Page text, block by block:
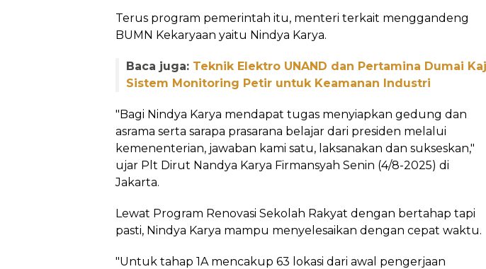
Terus program pemerintah itu, menteri terkait menggandeng
BUMN Kekaryaan yaitu Nindya Karya.
Baca juga: Teknik Elektro UNAND dan Pertamina Dumai
Sistem Monitoring Petir untuk Keamanan Industri
"Bagi Nindya Karya mendapat tugas menyiapkan gedung dan
asrama serta sarapa prasarana belajar dari presiden melalui
kemenenterian, jawaban kami satu, laksanakan dan sukseskan,"
ujar Plt Dirut Nandya Karya Firmansyah Senin (4/8-2025) di
Jakarta.
Lewat Program Renovasi Sekolah Rakyat dengan bertahap tapi
pasti, Nindya Karya mampu menyelesaikan dengan cepat waktu.
"Untuk tahap 1A mencakup 63 lokasi dari awal pengerjaan